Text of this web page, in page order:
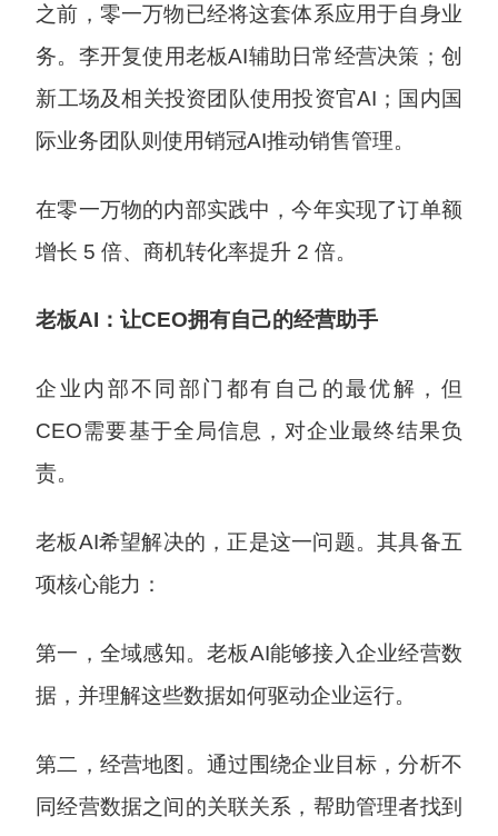
之前，零一万物已经将这套体系应用于自身业
务。李开复使用老板AI辅助日常经营决策；创
新工场及相关投资团队使用投资官AI；国内国
际业务团队则使用销冠AI推动销售管理。
在零一万物的内部实践中，今年实现了订单额
增长 5 倍、商机转化率提升 2 倍。
老板AI：让CEO拥有自己的经营助手
企业内部不同部门都有自己的最优解，但
CEO需要基于全局信息，对企业最终结果负
责。
老板AI希望解决的，正是这一问题。其具备五
项核心能力：
第一，全域感知。老板AI能够接入企业经营数
据，并理解这些数据如何驱动企业运行。
第二，经营地图。通过围绕企业目标，分析不
同经营数据之间的关联关系，帮助管理者找到